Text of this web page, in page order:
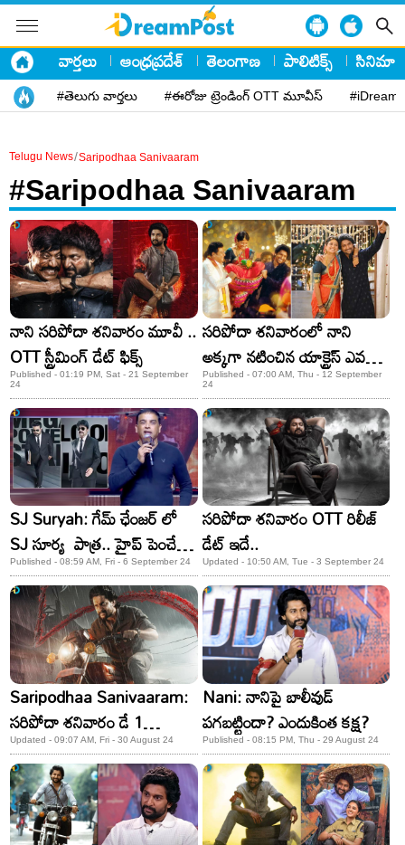
వార్తలు ఆంధ్రప్రదేశ్ తెలంగాణ పాలిటిక్స్ సినిమా
#తెలుగు వార్తలు #ఈరోజు ట్రెండింగ్ OTT మూవీస్
Telugu News/Saripodhaa Sanivaaram
#Saripodhaa Sanivaaram
నాని సరిపోదా శనివారం మూవీ ..
OTT స్ట్రీమింగ్ డేట్ ఫిక్స్
Published - 01:19 PM, Sat - 21 September
24
సరిపోదా శనివారంలో నాని
అక్కగా నటించిన యాక్ట్రెస్ ఎవరో
తెలుసా.? నటి మాత్రమే కాదు
Published - 07:00 AM, Thu - 12 September
24
SJ Suryah: గేమ్ ఛేంజర్ లో
SJ సూర్య పాత్ర.. హైప్ పెంచేసిన
దిల్ రాజు కామెంట్స్!
Published - 08:59 AM, Fri - 6 September 24
సరిపోదా శనివారం OTT రిలీజ్
డేట్ ఇదే..
Updated - 10:50 AM, Tue - 3 September 24
Saripodhaa Sanivaaram:
సరిపోదా శనివారం డే 1
కలెక్షన్స్‌.. నాని మాస్‌ కుమ్ముడు
ఇది.. తొలి రోజే అన్ని కోట్లు
Updated - 09:07 AM, Fri - 30 August 24
Nani: నానిపై బాలీవుడ్
పగబట్టిందా? ఎందుకింత కక్ష?
Published - 08:15 PM, Thu - 29 August 24